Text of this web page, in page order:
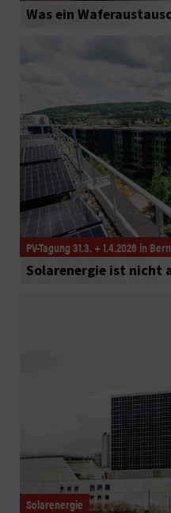
Was ein
PV-Tagung 31.3. + 1.4.2026 in Bern
Solarenergie ist nicht
Solarenergie